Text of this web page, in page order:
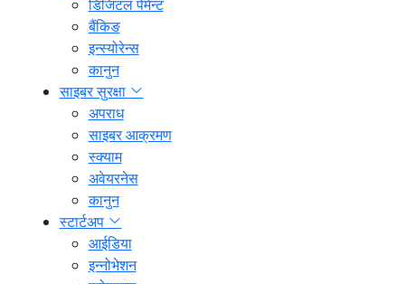
डिजिटल पेमेन्ट
बैंकिङ
इन्स्योरेन्स
कानुन
साइबर सुरक्षा
अपराध
साइबर आक्रमण
स्क्याम
अवेयरनेस
कानुन
स्टार्टअप
आईडिया
इन्नोभेशन